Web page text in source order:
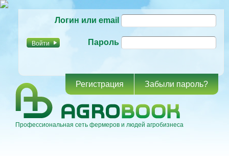
основному
Логин или email
Пароль
Регистрация Забыли пароль?
Профессиональная сеть фермеров и людей агробизнеса